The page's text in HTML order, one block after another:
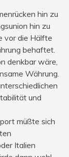
hin zu
hin zu
vor die Hälfte
behaftet.
denkbar wäre,
Währung.
und
müßte sich
Italien